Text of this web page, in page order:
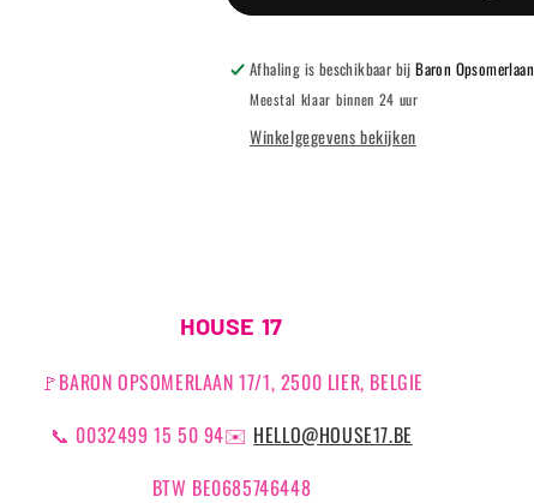
BLUE
BLUE
Afhaling is beschikbaar bijBaron Opsomerlaan
Meestal klaar binnen 24 uur
Winkelgegevens bekijken
HOUSE 17
🚩BARON OPSOMERLAAN 17/1, 2500 LIER, BELGIE
📞 0032499 15 50 94✉️ HELLO@HOUSE17.BE
BTW BE0685746448